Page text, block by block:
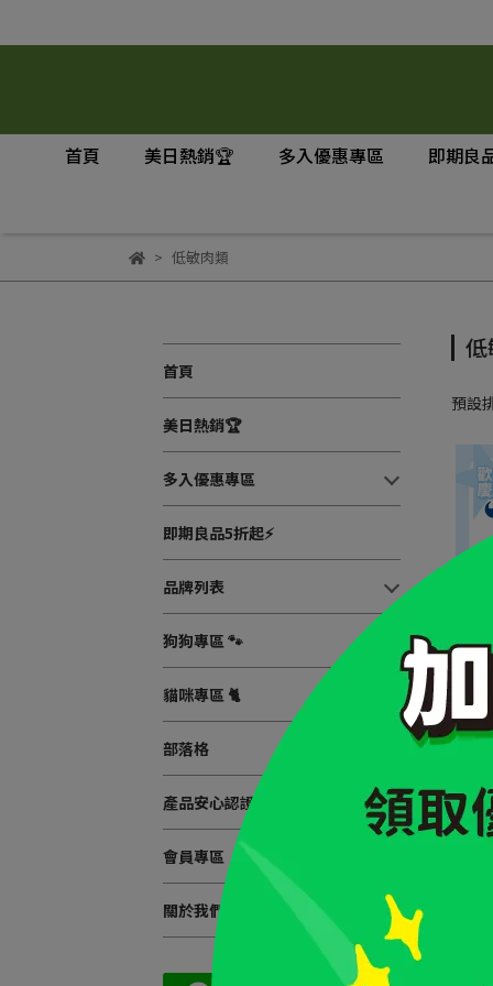
首頁 美日熱銷🏆 多入優惠專區 即期良
低敏肉類
首頁
美日熱銷🏆
多入優惠專區
即期良品5折起⚡
品牌列表
狗狗專區 🐾
貓咪專區 🐈
部落格
產品安心認證
會員專區
關於我們
預設